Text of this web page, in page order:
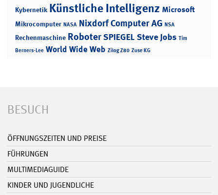
Kybernetik Künstliche Intelligenz Microsoft
Mikrocomputer NASA Nixdorf Computer AG NSA
Rechenmaschine RoboterSPIEGELSteve Jobs Tim
Berners-Lee World Wide Web Zilog Z80 Zuse KG
BESUCH
ÖFFNUNGSZEITEN UND PREISE
FÜHRUNGEN
MULTIMEDIAGUIDE
KINDER UND JUGENDLICHE